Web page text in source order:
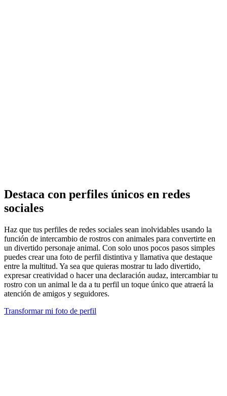
PNG / JPG / JPEG / WEBP · Máx 2MB
Destaca con perfiles únicos en redes
sociales
Haz que tus perfiles de redes sociales sean inolvidables usando la
función de intercambio de rostros con animales para convertirte en
un divertido personaje animal. Con solo unos pocos pasos simples
puedes crear una foto de perfil distintiva y llamativa que destaque
entre la multitud. Ya sea que quieras mostrar tu lado divertido,
expresar creatividad o hacer una declaración audaz, intercambiar tu
rostro con un animal le da a tu perfil un toque único que atraerá la
atención de amigos y seguidores.
Transformar mi foto de perfil